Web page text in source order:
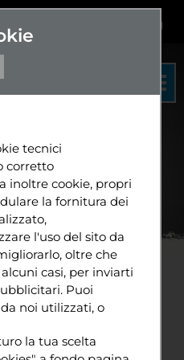
Eng
Home News 📜 Carta
Europea:
anche San
tecnici
corretto
inoltre cookie, propri
la fornitura dei
l'uso del sito da
oltre che
casi, per inviarti
Puoi
noi utilizzati, o
di questo sito,
la tua scelta